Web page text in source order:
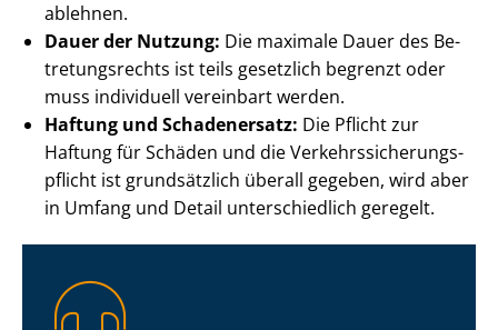
ablehnen.
Dauer der Nutzung: Die maximale Dauer des Be­
tre­tungs­rechts ist teils gesetzlich begrenzt oder
muss individuell vereinbart werden.
Haftung und Schadenersatz: Die Pflicht zur
Haftung für Schäden und die Ver­kehrs­si­che­rungs­
pflicht ist grundsätzlich überall gegeben, wird aber
in Umfang und Detail unterschiedlich geregelt.